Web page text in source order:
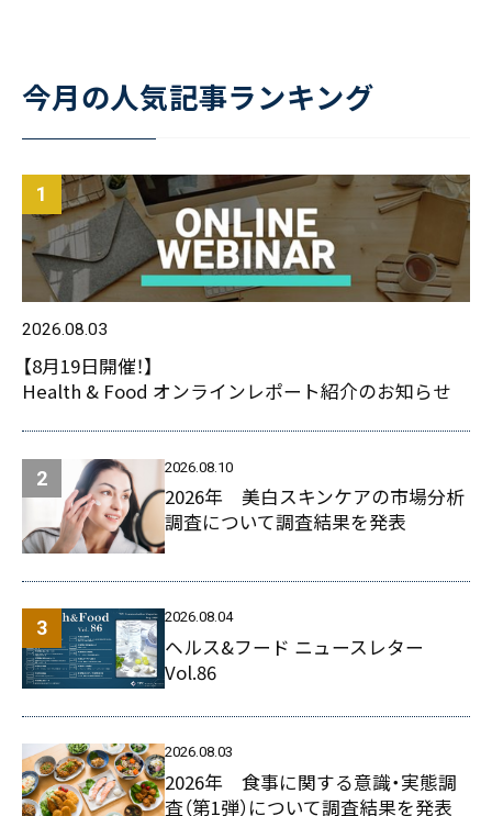
今月の人気記事ランキング
2026.08.03
【8月19日開催！】
Health & Food オンラインレポート紹介のお知らせ
2026.08.10
2026年 美白スキンケアの市場分析
調査について調査結果を発表
2026.08.04
ヘルス&フード ニュースレター
Vol.86
2026.08.03
2026年 食事に関する意識・実態調
査（第1弾）について調査結果を発表